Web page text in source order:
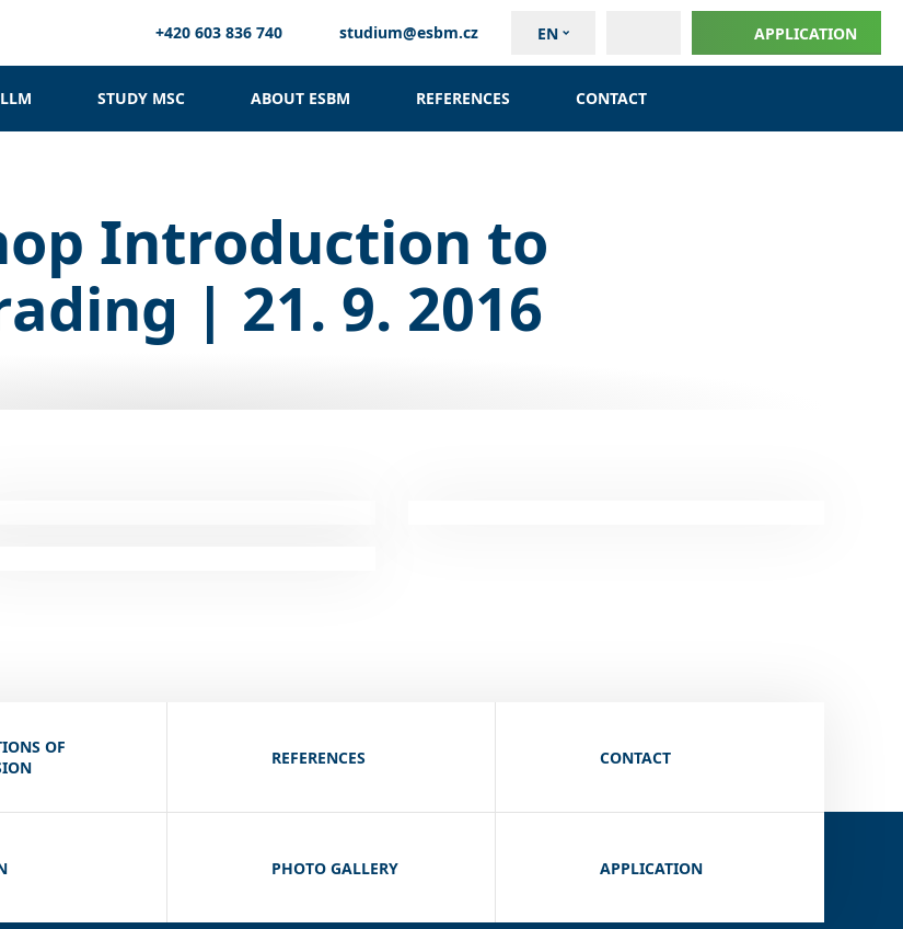
EN APPLICATION
+420 603 836 740 studium@esbm.cz
STUDY MSC ABOUT ESBM REFERENCES CONTACT
Introduction to
| 21. 9. 2016
OF
REFERENCES CONTACT
PHOTO GALLERY APPLICATION